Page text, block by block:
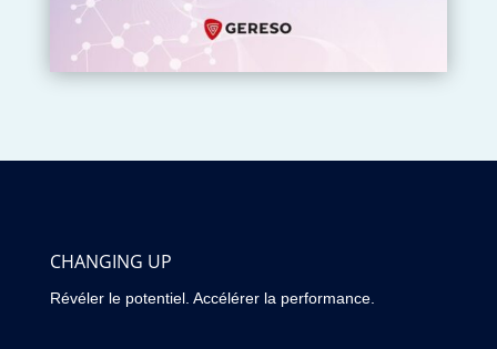
CHANGING UP
Révéler le potentiel. Accélérer la performance.